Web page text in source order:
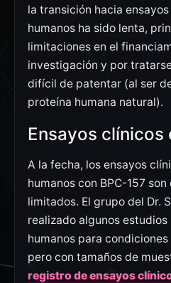
la transición hacia
humanos ha sido lenta,
limitaciones en el
investigación y por
difícil de patentar (al ser
proteína humana natural).
Ensayos clínicos
A la fecha, los ensayos
humanos con BPC-157
limitados. El grupo del Dr.
realizado algunos
humanos para
pero con tamaños de
registro de ensayos